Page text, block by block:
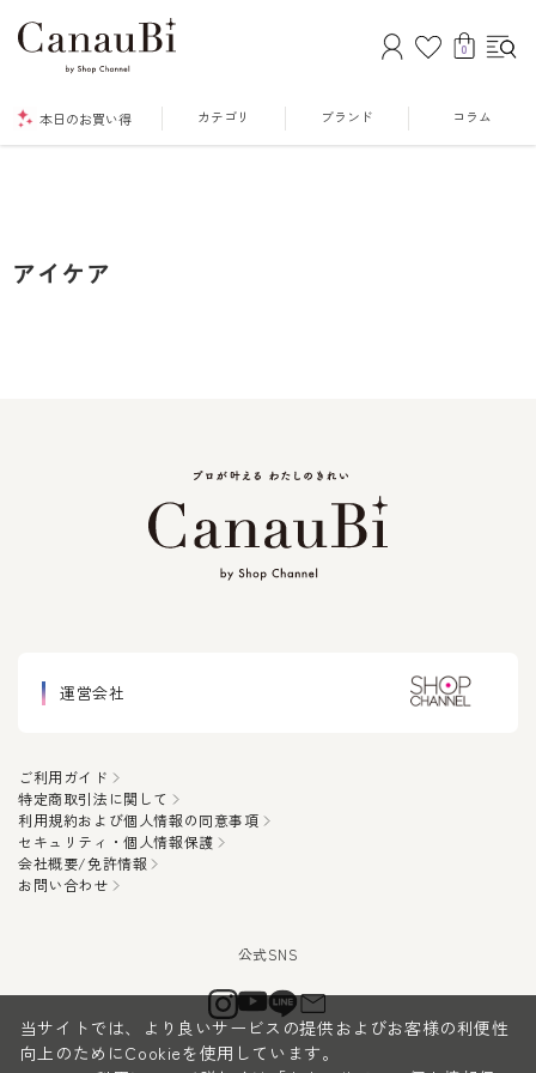
0
本日のお買い得 カテゴリ ブランド コラム
アイケア
運営会社
ご利用ガイド
特定商取引法に関して
利用規約および個人情報の同意事項
セキュリティ・個人情報保護
会社概要/免許情報
お問い合わせ
当サイトでは、より良いサービスの提供およびお客様の利便性
向上のためにCookieを使用しています。